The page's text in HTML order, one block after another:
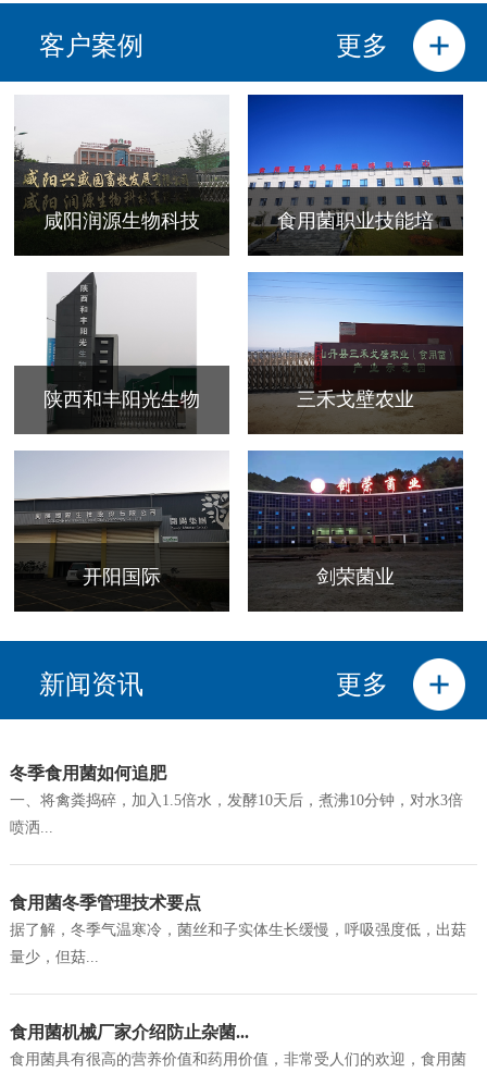
客户案例 更多
咸阳润源生物科技 食用菌职业技能培
陕西和丰阳光生物 三禾戈壁农业
开阳国际 剑荣菌业
新闻资讯 更多
冬季食用菌如何追肥
一、将禽粪捣碎，加入1.5倍水，发酵10天后，煮沸10分钟，对水3倍
喷洒...
食用菌冬季管理技术要点
据了解，冬季气温寒冷，菌丝和子实体生长缓慢，呼吸强度低，出菇
量少，但菇...
食用菌机械厂家介绍防止杂菌...
食用菌具有很高的营养价值和药用价值，非常受人们的欢迎，食用菌